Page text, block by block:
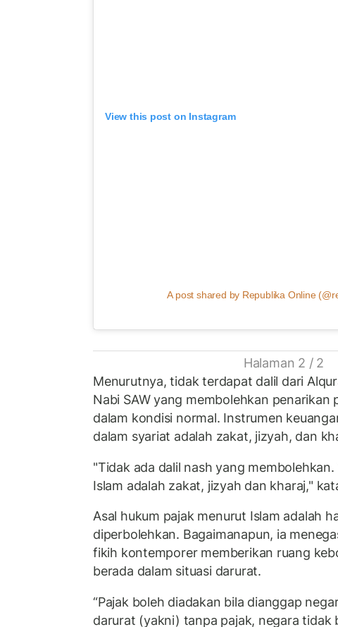
View this post on Instagram
A post shared by Republika Online
Halaman 2 / 2
Menurutnya, tidak terdapat dalil dari
Nabi SAW yang membolehkan penarikan
dalam kondisi normal. Instrumen
dalam syariat adalah zakat, jizyah, dan
"Tidak ada dalil nash yang
Islam adalah zakat, jizyah dan kharaj,"
Asal hukum pajak menurut Islam adalah
diperbolehkan. Bagaimanapun, ia
fikih kontemporer memberikan ruang
berada dalam situasi darurat.
“Pajak boleh diadakan bila dianggap
darurat (yakni) tanpa pajak, negara tidak